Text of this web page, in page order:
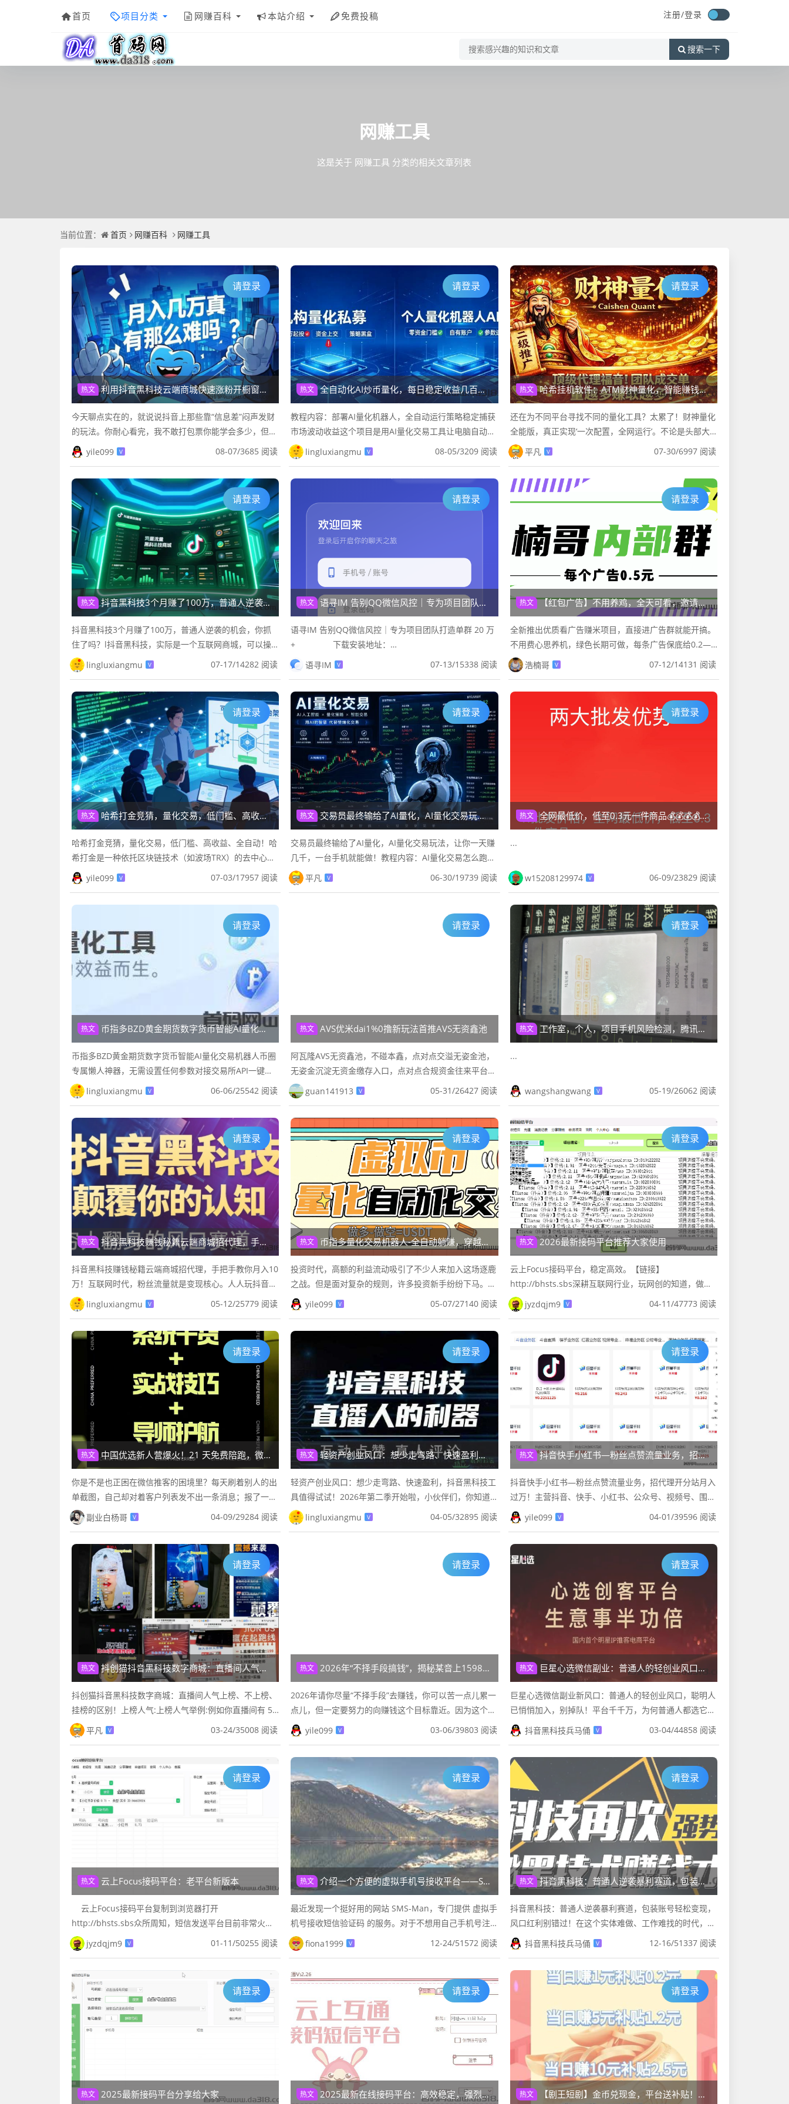
首页 项目分类 网赚百科 本站介绍 免费投稿 注册/登录
搜索一下
网赚工具
这是关于 网赚工具 分类的相关文章列表
当前位置： 首页 网赚百科 网赚工具
热文 利用抖音黑科技云端商城快速涨粉开橱窗，米无忧图文带货抖音授权，托管躺赚！
请登录
今天聊点实在的，就说说抖音上那些靠“信息差”闷声发财
的玩法。你耐心看完，我不敢打包票你能学会多少，但至
少以后不会再被这种套路割韭菜了。今天的主角，就是那
个被传得神乎其神的“抖音...
yile099 V 08-07/3685 阅读
热文 全自动化AI炒币量化，每日稳定收益几百，24小时全自动挂机操作！
请登录
教程内容：部署AI量化机器人，全自动运行策略稳定捕获
市场波动收益这个项目是用AI量化交易工具让电脑自动运
行策略赚取波动收益，单台设备日产出稳定在数百元之
间，不用熬夜盯盘，不用手...
lingluxiangmu V 08-05/3209 阅读
热文 哈希挂机软件：ATM财神量化，智能赚钱策略，支持所有哈希平台，永久躺赚！
请登录
还在为不同平台寻找不同的量化工具？太累了！财神量化
全能版，真正实现‘一次配置，全网运行’。不论是头部大
厂还是新兴平台，只要有接口，我们就能秒对接。统一管
理： 一个后台操控全局，...
平凡 V 07-30/6997 阅读
热文 抖音黑科技3个月赚了100万，普通人逆袭的机会，你抓住了吗？
请登录
抖音黑科技3个月赚了100万，普通人逆袭的机会，你抓
住了吗？l抖音黑科技，实际是一个互联网商城，可以操
作抖音、快手、视频号、小红书等平台的直播间互动，直
播间滚屏、直播间点赞，短...
lingluxiangmu V 07-17/14282 阅读
热文 语寻IM 告别QQ微信风控｜专为项目团队打造单群 20 万+
请登录
语寻IM 告别QQ微信风控｜专为项目团队打造单群 20 万
+ 下载安装地址：
https://qiniu.lidaopu.com/yuxun/yux...
语寻IM V 07-13/15338 阅读
热文 【红包广告】不用养鸡，全天可看，邀请奖励无上限！
请登录
全新推出优质看广告赚米项目，直接进广告群就能开搞。
不用费心思养机，绿色长期可做，每条广告保底给0.2—
0.5元，全天都能看。 每人每天可以看10—20条，不需要
养鸡。邀请好友进...
浩楠哥 V 07-12/14131 阅读
热文 哈希打金竞猜，量化交易，低门槛、高收益、全自动！
请登录
哈希打金竞猜，量化交易，低门槛、高收益、全自动！哈
希打金是一种依托区块链技术（如波场TRX）的去中心化
竞猜类项目，主打低门槛、高收益、全自动挂机模式，用
户通过智能合约参与哈希值...
yile099 V 07-03/17957 阅读
热文 交易员最终输给了AI量化，AI量化交易玩法，让你一天赚几千，一台手机就能做！
请登录
交易员最终输给了AI量化，AI量化交易玩法，让你一天赚
几千，一台手机就能做！教程内容：AI量化交易怎么跑、
怎么赚这个项目靠AI量化系统自动跑交易，完全不用你懂
金融，也不用熬夜盯...
平凡 V 06-30/19739 阅读
热文 全网最低价，低至0.3元一件商品💰💰💰💰💰💰💰💰💰💰💰
请登录
...
w15208129974 V 06-09/23829 阅读
热文 币指多BZD黄金期货数字货币智能AI量化交易机器人
请登录
币指多BZD黄金期货数字货币智能AI量化交易机器人币圈
专属懒人神器，无需设置任何参数对接交易所API一键启
动，导入即跑只做主流币龙头前10，无止损设计，稳定赚
波段收费模式：盈利...
lingluxiangmu V 06-06/25542 阅读
热文 AVS优米dai1%0撸新玩法首推AVS无资鑫池
请登录
阿瓦隆AVS无资鑫池，不碰本鑫，点对点交溢无姿金池，
无姿金沉淀无资金缴存入口，点对点合规资金往来平台不
触本金平台只赚合规资金往来手续/费可撸可投，无视频
广告一/键领取，每天签到...
guan141913 V 05-31/26427 阅读
热文 工作室，个人，项目手机风险检测，腾讯封控检测系统
请登录
...
wangshangwang V 05-19/26062 阅读
热文 抖音黑科技赚钱秘籍云端商城招代理，手把手教你月入10万！
请登录
抖音黑科技赚钱秘籍云端商城招代理，手把手教你月入10
万！互联网时代，粉丝流量就是变现核心。人人玩抖音，
却不是人人能变现，想快速突破流量瓶颈，就得靠高效辅
助工具——抖音黑科技。抖...
lingluxiangmu V 05-12/25779 阅读
热文 币指多量化交易机器人-全自动躺赚，穿越牛熊，理财低风险，币圈量化神器！
请登录
投资时代，高额的利益流动吸引了不少人来加入这场逐鹿
之战。但是面对复杂的规则，许多投资新手纷纷下马。我
们不得不想到，如果能有一个“机器人”，智能追踪牛市、
分析币种、通过完备的计算...
yile099 V 05-07/27140 阅读
热文 2026最新接码平台推荐大家使用
请登录
云上Focus接码平台，稳定高效。【链接】
http://bhsts.sbs深耕互联网行业，玩网创的知道，做项
目需要注册很多平台的账号，如果你用本机的主号码去注
册，一不小心就被封...
jyzdqjm9 V 04-11/47773 阅读
热文 中国优选新人营爆火！21 天免费陪跑，微信推客趁马年乘风起飞！
请登录
你是不是也正困在微信推客的困境里？每天刷着别人的出
单截图，自己却对着客户列表发不出一条消息；报了一堆
副业课，笔记记了厚厚一本，实操时却连选品都抓不住，
好不容易发了圈，连个咨询都...
副业白杨哥 V 04-09/29284 阅读
热文 轻资产创业风口：想少走弯路、快速盈利，抖音黑科技工具值得试试！
请登录
轻资产创业风口：想少走弯路、快速盈利，抖音黑科技工
具值得试试！2026年第二季开始啦，小伙伴们，你知道
吗？现在做抖音创业，谁还愿意砸大钱、走弯路？低成
本、好操作的项目才是真香！...
lingluxiangmu V 04-05/32895 阅读
热文 抖音快手小红书—粉丝点赞流量业务，招代理开分站月入过万！
请登录
抖音快手小红书—粉丝点赞流量业务，招代理开分站月入
过万！主营抖音、快手、小红书、公众号、视频号、围脖
等各大平台的流量业务，包括粉丝、点赞、播放、评论、
收藏、直播等应有尽有业务，...
yile099 V 04-01/39596 阅读
热文 抖创猫抖音黑科技数字商城：直播间人气上榜、不上榜、挂榜的区别！
请登录
抖创猫抖音黑科技数字商城：直播间人气上榜、不上榜、
挂榜的区别！上榜人气:上榜人气举例:例如你直播间有 50
人，下单 100 人的话右上角会显示 150 人，点击数量底
部观众列...
平凡 V 03-24/35008 阅读
热文 2026年“不择手段搞钱”，揭秘某音上1598黑科技云端商城各种套路！
请登录
2026年请你尽量“不择手段”去赚钱，你可以苦一点儿累一
点儿，但一定要努力的向赚钱这个目标靠近。因为这个世
界有一个神奇的规律：水永远流向阻力最小的地方，财富
也是如此。想要减少阻...
yile099 V 03-06/39803 阅读
热文 巨星心选微信副业：普通人的轻创业风口，聪明人已悄悄加入！
请登录
巨星心选微信副业新风口：普通人的轻创业风口，聪明人
已悄悄加入，别掉队！平台千千万，为何普通人都选它安
心躺赚？当下副业平台遍地开花，为何【巨星心选】能成
为普通人的首选？这是我们被...
抖音黑科技兵马俑 V 03-04/44858 阅读
热文 云上Focus接码平台：老平台新版本
请登录
云上Focus接码平台复制到浏览器打开
http://bhsts.sbs众所周知，短信发送平台目前非常火
爆，给企业、商家和用户带来了很多便利和福利，比如短
信验证码功能，既...
jyzdqjm9 V 01-11/50255 阅读
热文 介绍一个方便的虚拟手机号接收平台——SMS‑Man
请登录
最近发现一个挺好用的网站 SMS‑Man，专门提供 虚拟手
机号接收短信验证码 的服务。对于不想用自己手机号注
册多个账号或者做测试的朋友，这个挺方便的。功能亮点
虚拟号码接收短信不...
fiona1999 V 12-24/51572 阅读
热文 抖音黑科技：普通人逆袭暴利赛道，包装账号轻松变现，风口红利别错过！
请登录
抖音黑科技：普通人逆袭暴利赛道，包装账号轻松变现，
风口红利别错过！在这个实体难做、工作难找的时代，很
多人还在为生计奔波，而有一群人却靠着抖音黑科技，悄
悄实现了收入超过主业、还清...
抖音黑科技兵马俑 V 12-16/51337 阅读
热文 2025最新接码平台分享给大家
请登录
热文 2025最新在线接码平台：高效稳定，强烈推荐
请登录
热文 【剧王短剧】金币兑现金，平台送补贴！提现额度飙升！
请登录